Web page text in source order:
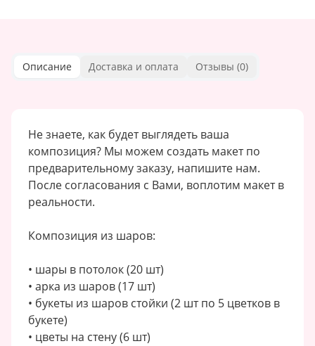
Описание Доставка и оплата Отзывы (0)
Не знаете, как будет выглядеть ваша
композиция? Мы можем создать макет по
предварительному заказу, напишите нам.
После согласования с Вами, воплотим макет в
реальности.
Композиция из шаров:
• шары в потолок (20 шт)
• арка из шаров (17 шт)
• букеты из шаров стойки (2 шт по 5 цветков в
букете)
• цветы на стену (6 шт)